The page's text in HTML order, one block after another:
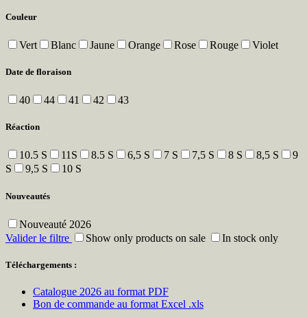
Couleur
Vert Blanc Jaune Orange Rose Rouge Violet
Date de floraison
40 44 41 42 43
Réaction
10.5 S 11S 8.5 S 6,5 S 7 S 7,5 S 8 S 8,5 S
9
S
9,5 S 10 S
Nouveautés
Nouveauté 2026
Valider le filtre
Show only products on sale In stock only
Téléchargements :
Catalogue 2026 au format PDF
Bon de commande au format Excel .xls